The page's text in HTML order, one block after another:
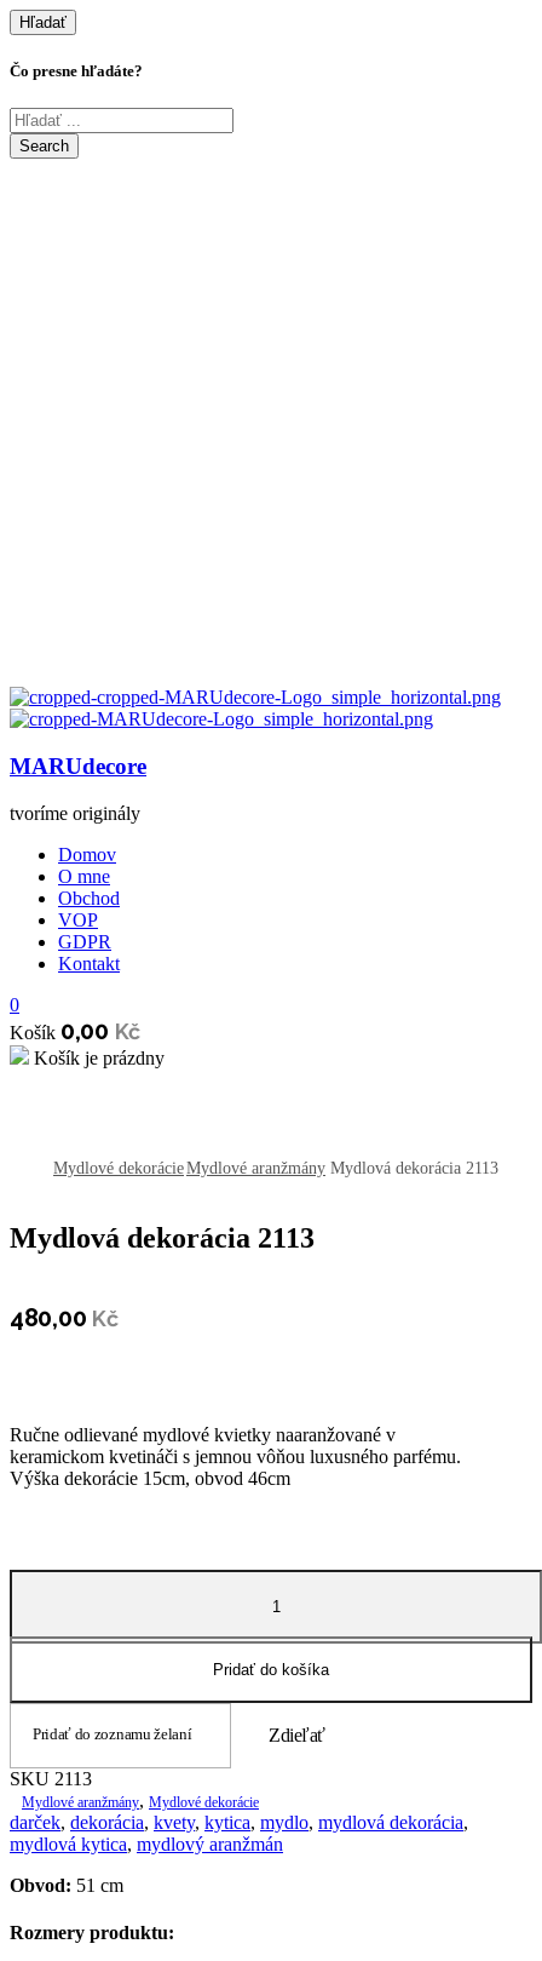
Hľadať
Čo presne hľadáte?
MARUdecore
tvoríme originály
Domov
O mne
Obchod
VOP
GDPR
Kontakt
0
Košík 0,00 Kč
Košík je prázdny
Mydlové dekorácieMydlové aranžmány Mydlová dekorácia 2113
Mydlová dekorácia 2113
480,00 Kč
Ručne odlievané mydlové kvietky naaranžované v
keramickom kvetináči s jemnou vôňou luxusného parfému.
Výška dekorácie 15cm, obvod 46cm
množstvo
2113
Pridať do košíka
Pridať do zoznamu želaní Zdieľať
SKU 2113
Mydlové aranžmány, Mydlové dekorácie
darček, dekorácia, kvety, kytica, mydlo, mydlová dekorácia,
mydlová kytica, mydlový aranžmán
Obvod: 51 cm
Rozmery produktu: